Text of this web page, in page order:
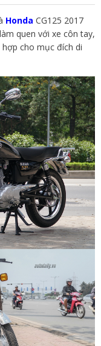
Honda CG125 2017
quen với xe côn tay,
cho mục đích di